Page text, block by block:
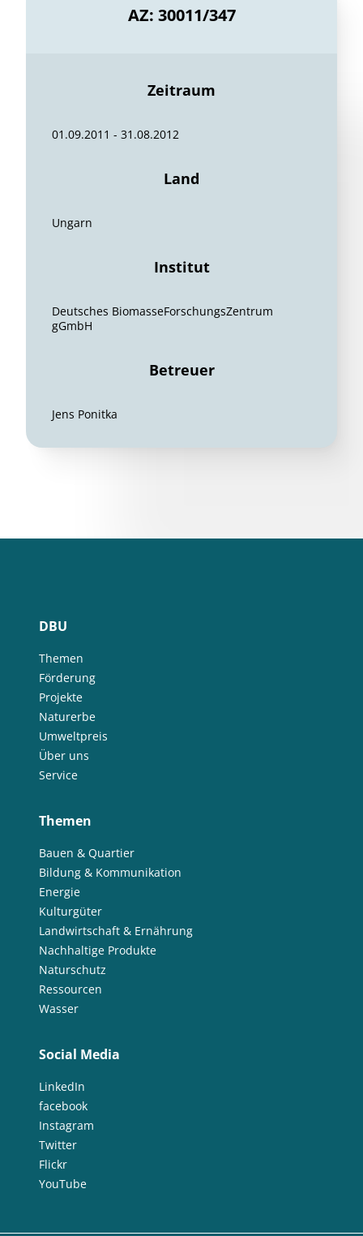
AZ: 30011/347
Zeitraum
01.09.2011 - 31.08.2012
Land
Ungarn
Institut
Deutsches BiomasseForschungsZentrum
gGmbH
Betreuer
Jens Ponitka
DBU
Themen
Förderung
Projekte
Naturerbe
Umweltpreis
Über uns
Service
Themen
Bauen & Quartier
Bildung & Kommunikation
Energie
Kulturgüter
Landwirtschaft & Ernährung
Nachhaltige Produkte
Naturschutz
Ressourcen
Wasser
Social Media
LinkedIn
facebook
Instagram
Twitter
Flickr
YouTube